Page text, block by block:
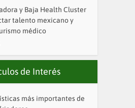
y Baja Health Cluster
talento mexicano y
médico
de Interés
más importantes de